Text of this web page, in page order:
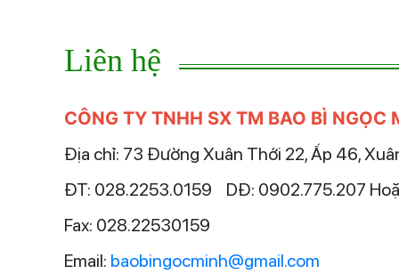
Liên hệ
CÔNG TY TNHH SX TM BAO BÌ NGỌC
Địa chỉ: 73 Đường Xuân Thới 22, Ấp 46,
ĐT: 028.2253.0159 DĐ: 0902.775.207
Fax: 028.22530159
Email: baobingocminh@gmail.com